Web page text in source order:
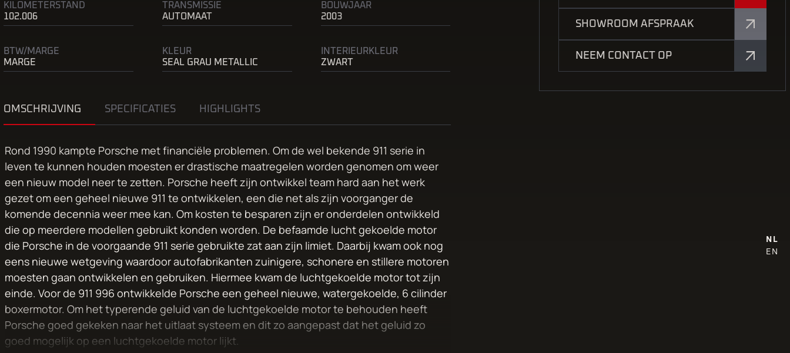
NL
EN
KILOMETERSTAND
102.006
TRANSMISSIE
AUTOMAAT
BOUWJAAR
2003
BTW/MARGE
MARGE
KLEUR
SEAL GRAU METALLIC
INTERIEURKLEUR
ZWART
OMSCHRIJVING SPECIFICATIES HIGHLIGHTS
Rond 1990 kampte Porsche met financiële problemen. Om de wel bekende 911 serie in
leven te kunnen houden moesten er drastische maatregelen worden genomen om weer
een nieuw model neer te zetten. Porsche heeft zijn ontwikkel team hard aan het werk
gezet om een geheel nieuwe 911 te ontwikkelen, een die net als zijn voorganger de
komende decennia weer mee kan. Om kosten te besparen zijn er onderdelen ontwikkeld
die op meerdere modellen gebruikt konden worden. De befaamde lucht gekoelde motor
die Porsche in de voorgaande 911 serie gebruikte zat aan zijn limiet. Daarbij kwam ook nog
eens nieuwe wetgeving waardoor autofabrikanten zuinigere, schonere en stillere motoren
moesten gaan ontwikkelen en gebruiken. Hiermee kwam de luchtgekoelde motor tot zijn
einde. Voor de 911 996 ontwikkelde Porsche een geheel nieuwe, watergekoelde, 6 cilinder
boxermotor. Om het typerende geluid van de luchtgekoelde motor te behouden heeft
Porsche goed gekeken naar het uitlaat systeem en dit zo aangepast dat het geluid zo
goed mogelijk op een luchtgekoelde motor lijkt.
SHOWROOM AFSPRAAK
NEEM CONTACT OP